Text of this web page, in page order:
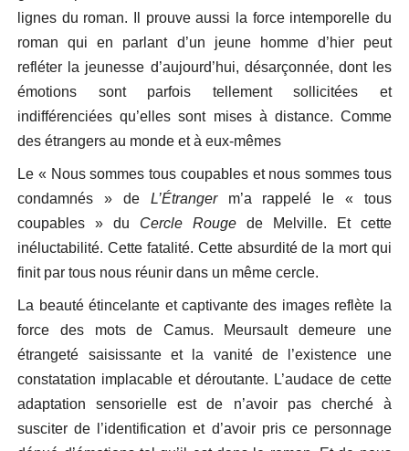
lignes du roman. Il prouve aussi la force intemporelle du
roman qui en parlant d’un jeune homme d’hier peut
refléter la jeunesse d’aujourd’hui, désarçonnée, dont les
émotions sont parfois tellement sollicitées et
indifférenciées qu’elles sont mises à distance. Comme
des étrangers au monde et à eux-mêmes
Le « Nous sommes tous coupables et nous sommes tous
condamnés » de L’Étrangerm’a rappelé le « tous
coupables » du Cercle Rouge de Melville. Et cette
inéluctabilité. Cette fatalité. Cette absurdité de la mort qui
finit par tous nous réunir dans un même cercle.
La beauté étincelante et captivante des images reflète la
force des mots de Camus. Meursault demeure une
étrangeté saisissante et la vanité de l’existence une
constatation implacable et déroutante. L’audace de cette
adaptation sensorielle est de n’avoir pas cherché à
susciter de l’identification et d’avoir pris ce personnage